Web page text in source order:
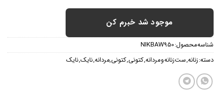
موجود شد خبرم کن
شناسه محصول:NIKBAW950
دسته:زنانه,ست زنانه و مردانه,کتونی,کتونی,مردانه,نایک,نایک